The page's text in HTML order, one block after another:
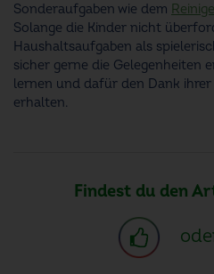
Sonderaufgaben wie dem
Solange die Kinder nicht
Haushaltsaufgaben als
sicher gerne die Gelegenheiten
lernen und dafür den Dank ihrer
erhalten.
Findest du den